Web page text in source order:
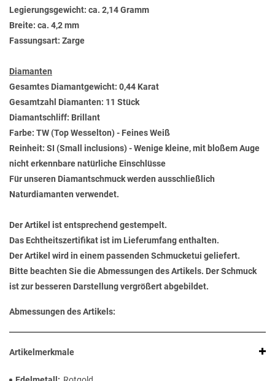
Legierungsgewicht: ca. 2,14 Gramm
Breite: ca. 4,2 mm
Fassungsart: Zarge
Diamanten
Gesamtes Diamantgewicht: 0,44 Karat
Gesamtzahl Diamanten: 11 Stück
Diamantschliff: Brillant
Farbe: TW (Top Wesselton) - Feines Weiß
Reinheit: SI (Small inclusions) - Wenige kleine, mit bloßem Auge
nicht erkennbare natürliche Einschlüsse
Für unseren Diamantschmuck werden ausschließlich
Naturdiamanten verwendet.
Der Artikel ist entsprechend gestempelt.
Das Echtheitszertifikat ist im Lieferumfang enthalten.
Der Artikel wird in einem passenden Schmucketui geliefert.
Bitte beachten Sie die Abmessungen des Artikels. Der Schmuck
ist zur besseren Darstellung vergrößert abgebildet.
Abmessungen des Artikels:
Artikelmerkmale